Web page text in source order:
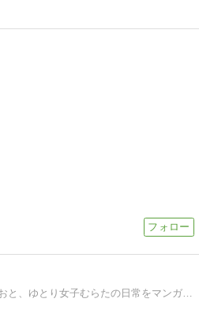
平凡なサラリーマンたかおと、ゆとり女子むらたの日常をマンガにしています。